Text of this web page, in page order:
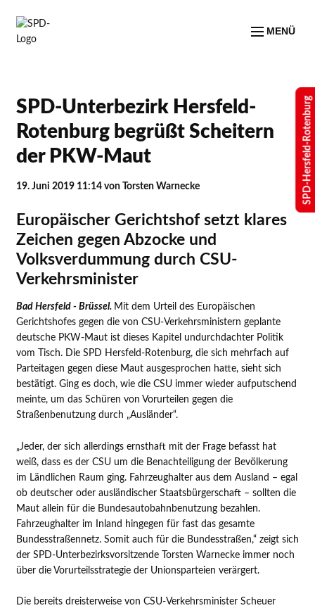
MENÜ
SPD-Unterbezirk Hersfeld-
Rotenburg begrüßt Scheitern
der PKW-Maut
19. Juni 2019 11:14von Torsten Warnecke
Europäischer Gerichtshof setzt klares
Zeichen gegen Abzocke und
Volksverdummung durch CSU-
Verkehrsminister
Bad Hersfeld - Brüssel. Mit dem Urteil des Europäischen
Gerichtshofes gegen die von CSU-Verkehrsministern geplante
deutsche PKW-Maut ist dieses Kapitel undurchdachter Politik
vom Tisch. Die SPD Hersfeld-Rotenburg, die sich mehrfach auf
Parteitagen gegen diese Maut ausgesprochen hatte, sieht sich
bestätigt. Ging es doch, wie die CSU immer wieder aufputschend
meinte, um das Schüren von Vorurteilen gegen die
Straßenbenutzung durch „Ausländer“.
„Jeder, der sich allerdings ernsthaft mit der Frage befasst hat
weiß, dass es der CSU um die Benachteiligung der Bevölkerung
im Ländlichen Raum ging. Fahrzeughalter aus dem Ausland – egal
ob deutscher oder ausländischer Staatsbürgerschaft – sollten die
Maut allein für die Bundesautobahnbenutzung bezahlen.
Fahrzeughalter im Inland hingegen für fast das gesamte
Bundesstraßennetz. Somit auch für die Bundesstraßen,“ zeigt sich
der SPD-Unterbezirksvorsitzende Torsten Warnecke immer noch
über die Vorurteilsstrategie der Unionsparteien verärgert.
Die bereits dreisterweise von CSU-Verkehrsminister Scheuer
SPD-Hersfeld-Rotenburg